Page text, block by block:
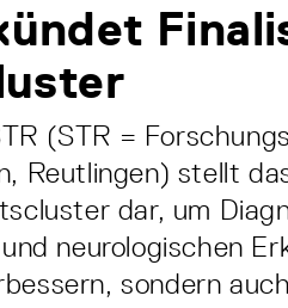
(STR =
Reutlingen) stellt
dar, um
neurologischen
sondern